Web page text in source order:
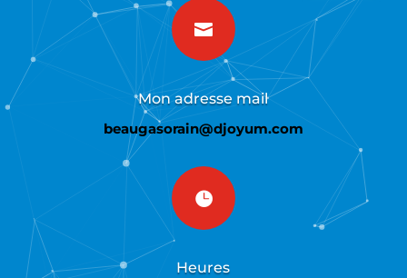

Mon adresse mail
beaugasorain@djoyum.com

Heures